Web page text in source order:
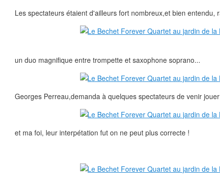
Les spectateurs étaient d'ailleurs fort nombreux,et bien entendu,
un duo magnifique entre trompette et saxophone soprano...
Georges Perreau,demanda à quelques spectateurs de venir
et ma foi, leur interpétation fut on ne peut plus correcte !